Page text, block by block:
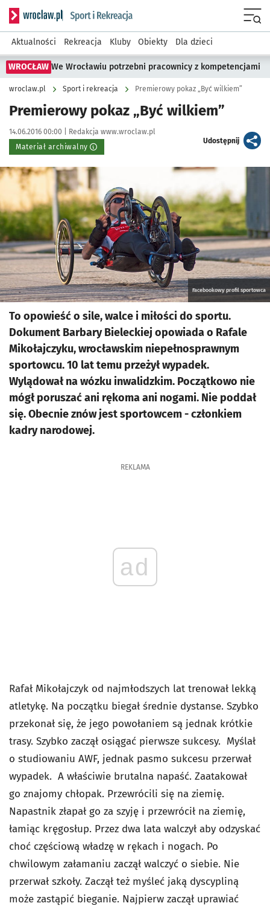
Serwis informacyjny wroclaw.pl podserwis: Sport i rekreacja
Aktualności Rekreacja Kluby Obiekty Dla dzieci
WROCŁAW We Wrocławiu potrzebni pracownicy z kompetencjami
wroclaw.pl Sport i rekreacja Premierowy pokaz „Być wilkiem”
Premierowy pokaz „Być wilkiem”
Data publikacji:
14.06.2016 00:00 | Autor:
Redakcja www.wroclaw.pl
Materiał archiwalny
Udostępnijartykuł
Kliknij, aby powiększyć
Facebookowy profil sportowca
To opowieść o sile, walce i miłości do sportu.
Dokument Barbary Bieleckiej opowiada o Rafale
Mikołajczyku, wrocławskim niepełnosprawnym
sportowcu. 10 lat temu przeżył wypadek.
Wylądował na wózku inwalidzkim. Początkowo nie
mógł poruszać ani rękoma ani nogami. Nie poddał
się. Obecnie znów jest sportowcem - członkiem
kadry narodowej.
REKLAMA
ad
Rafał Mikołajczyk od najmłodszych lat trenował lekką
atletykę. Na początku biegał średnie dystanse. Szybko
przekonał się, że jego powołaniem są jednak krótkie
trasy. Szybko zaczął osiągać pierwsze sukcesy. Myślał
o studiowaniu AWF, jednak pasmo sukcesu przerwał
wypadek. A właściwie brutalna napaść. Zaatakował
go znajomy chłopak. Przewrócili się na ziemię.
Napastnik złapał go za szyję i przewrócił na ziemię,
łamiąc kręgosłup. Przez dwa lata walczył aby odzyskać
choć częściową władzę w rękach i nogach. Po
chwilowym załamaniu zaczął walczyć o siebie. Nie
przerwał szkoły. Zaczął też myśleć jaką dyscypliną
może zastąpić bieganie. Najpierw zaczął uprawiać